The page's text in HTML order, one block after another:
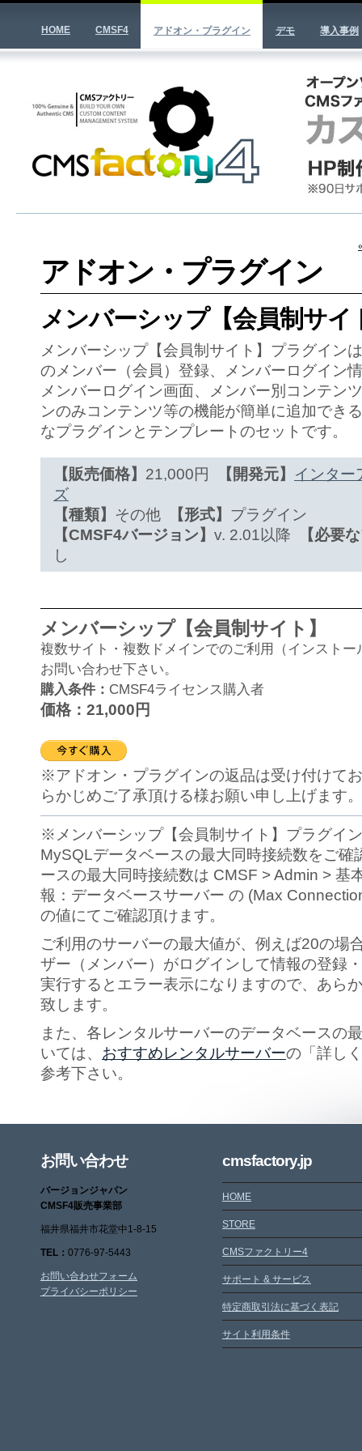
HOME CMSF4 アドオン・プラグイン デモ 導入事例
アドオン・プラグイン
メンバーシップ【会員制サイ
メンバーシップ【会員制サイト】プラグイン
のメンバー（会員）登録、メンバーログイン
メンバーログイン画面、メンバー別コンテン
ンのみコンテンツ等の機能が簡単に追加でき
なプラグインとテンプレートのセットです。
【販売価格】 21,000円 【開発元】 インター
ズ
【種類】 その他 【形式】 プラグイン
【CMSF4バージョン】 v. 2.01以降
【必要
し
メンバーシップ【会員制サイト】
複数サイト・複数ドメインでのご利用（インストー
お問い合わせ下さい。
購入条件： CMSF4ライセンス購入者
価格：21,000円
※アドオン・プラグインの返品は受け付けて
らかじめご了承頂ける様お願い申し上げます。
※メンバーシップ【会員制サイト】プラグイ
MySQLデータベースの最大同時接続数をご確
ースの最大同時接続数は CMSF > Admin > 基
報：データベースサーバー の (Max
の値にてご確認頂けます。
ご利用のサーバーの最大値が、例えば20の場
ザー（メンバー）がログインして情報の登録
実行するとエラー表示になりますので、あら
致します。
また、各レンタルサーバーのデータベースの
いては、 おすすめレンタルサーバーの「詳し
参考下さい。
お問い合わせ
バージョンジャパン
CMSF4販売事業部
福井県福井市花堂中1-8-15
TEL： 0776-97-5443
お問い合わせフォーム
プライバシーポリシー
cmsfactory.jp
HOME
STORE
CMSファクトリー4
サポート & サービス
特定商取引法に基づく表記
サイト利用条件